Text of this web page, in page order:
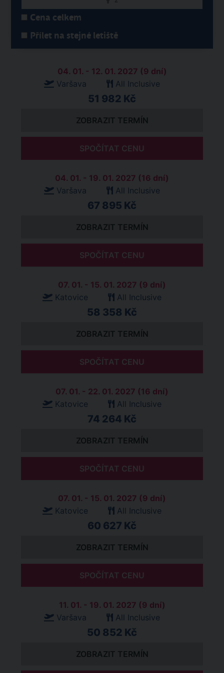
Cena celkem
Přílet na stejné letiště
04. 01. - 12. 01. 2027 (9 dní)
Varšava
All Inclusive
51 982 Kč
ZOBRAZIT TERMÍN
SPOČÍTAT CENU
04. 01. - 19. 01. 2027 (16 dní)
Varšava
All Inclusive
67 895 Kč
ZOBRAZIT TERMÍN
SPOČÍTAT CENU
07. 01. - 15. 01. 2027 (9 dní)
Katovice
All Inclusive
58 358 Kč
ZOBRAZIT TERMÍN
SPOČÍTAT CENU
07. 01. - 22. 01. 2027 (16 dní)
Katovice
All Inclusive
74 264 Kč
ZOBRAZIT TERMÍN
SPOČÍTAT CENU
07. 01. - 15. 01. 2027 (9 dní)
Katovice
All Inclusive
60 627 Kč
ZOBRAZIT TERMÍN
SPOČÍTAT CENU
11. 01. - 19. 01. 2027 (9 dní)
Varšava
All Inclusive
50 852 Kč
ZOBRAZIT TERMÍN